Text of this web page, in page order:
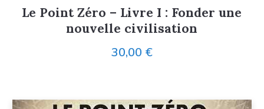
Le Point Zéro – Livre I : Fonder une
nouvelle civilisation
30,00 €